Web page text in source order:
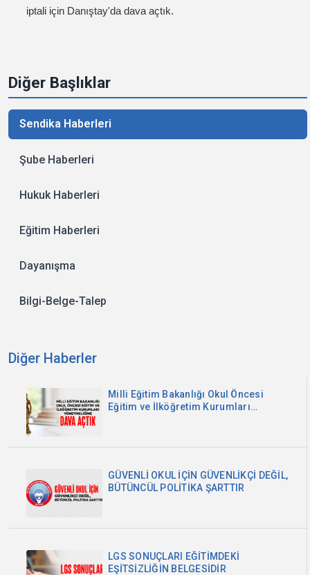
Diğer Başlıklar
Sendika Haberleri
Şube Haberleri
Hukuk Haberleri
Eğitim Haberleri
Dayanışma
Bilgi-Belge-Talep
Diğer Haberler
Milli Eğitim Bakanlığı Okul Öncesi
Eğitim ve İlköğretim Kurumları
GÜVENLİ OKUL İÇİN GÜVENLİKÇİ DEĞİL,
BÜTÜNCÜL POLİTİKA ŞARTTIR
LGS SONUÇLARI EĞİTİMDEKİ
EŞİTSİZLİĞİN BELGESİDİR
iptali için Danıştay'da dava açtık.